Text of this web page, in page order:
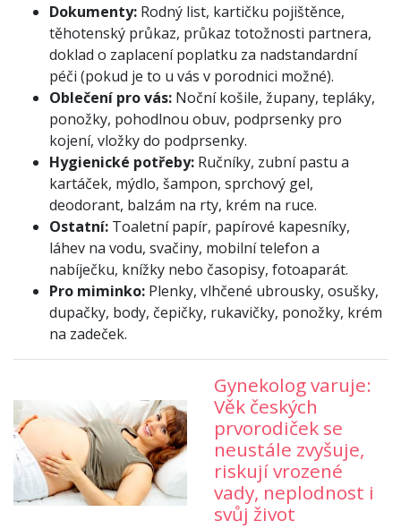
Dokumenty: Rodný list, kartičku pojištěnce,
těhotenský průkaz, průkaz totožnosti partnera,
doklad o zaplacení poplatku za nadstandardní
péči (pokud je to u vás v porodnici možné).
Oblečení pro vás: Noční košile, župany, tepláky,
ponožky, pohodlnou obuv, podprsenky pro
kojení, vložky do podprsenky.
Hygienické potřeby: Ručníky, zubní pastu a
kartáček, mýdlo, šampon, sprchový gel,
deodorant, balzám na rty, krém na ruce.
Ostatní: Toaletní papír, papírové kapesníky,
láhev na vodu, svačiny, mobilní telefon a
nabíječku, knížky nebo časopisy, fotoaparát.
Pro miminko: Plenky, vlhčené ubrousky, osušky,
dupačky, body, čepičky, rukavičky, ponožky, krém
na zadeček.
Gynekolog varuje:
Věk českých
prvorodiček se
neustále zvyšuje,
riskují vrozené
vady, neplodnost i
svůj život